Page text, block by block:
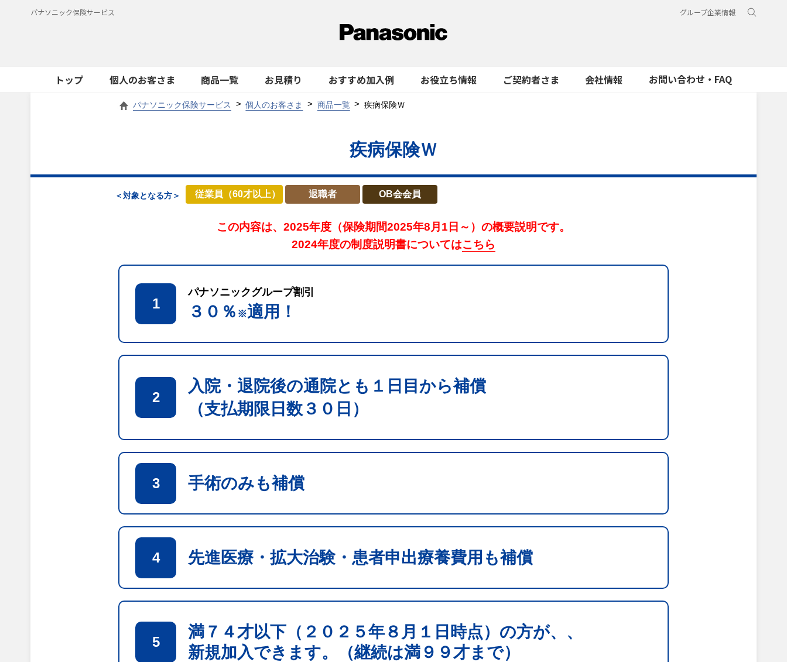
パナソニック保険サービス グループ企業情報
トップ 個人のお客さま 商品一覧 お見積り おすすめ加入例 お役立ち情報 ご契約者さま 会社情報 お問い合わせ・FAQ
パナソニック保険サービス 個人のお客さま 商品一覧 疾病保険Ｗ
疾病保険Ｗ
＜対象となる方＞ 従業員（60才以上） 退職者 OB会会員
この内容は、2025年度 （保険期間2025年8月1日～）の概要説明です。
2024年度の制度説明書についてはこちら
1
パナソニックグループ割引
３０％ ※適用！
2
入院・退院後の通院とも１日目から補償
（支払期限日数３０日）
3 手術のみも補償
4 先進医療・拡大治験・患者申出療養費用も補償
5
満７４才以下（２０２５年８月１日時点）の方が、、
新規加入できます。
（継続は満９９才まで）